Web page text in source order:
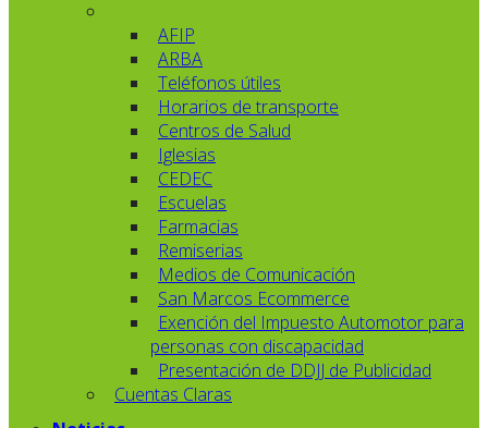
AFIP
ARBA
Teléfonos útiles
Horarios de transporte
Centros de Salud
Iglesias
CEDEC
Escuelas
Farmacias
Remiserias
Medios de Comunicación
San Marcos Ecommerce
Exención del Impuesto Automotor para
personas con discapacidad
Presentación de DDJJ de Publicidad
Cuentas Claras